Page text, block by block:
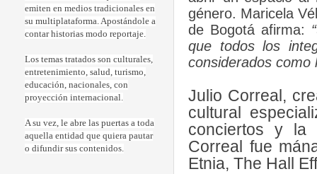
género. Maricela
de Bogotá afirma:
que todos los
considerados como
Julio Correal,
cultural
conciertos y la
Correal fue
Etnia, The Hall
emiten en medios tradicionales en
su multiplataforma. Apostándole a
contar historias modo reportaje.
Los temas tratados son culturales,
entretenimiento, salud, turismo,
educación, nacionales, con
proyección internacional.
A su vez, le abre las puertas a toda
aquella entidad que quiera pautar
o difundir sus contenidos.